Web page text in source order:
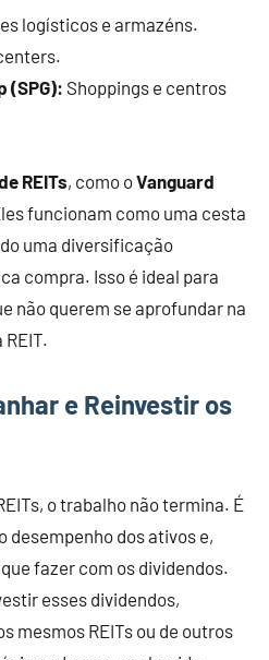
logísticos e armazéns.
(SPG): Shoppings e centros
REITs, como oVanguard
funcionam como uma cesta
uma diversificação
compra. Isso é ideal para
não querem se aprofundar na
e Reinvestir os
o trabalho não termina. É
dos ativos e,
fazer com os dividendos.
esses dividendos,
mesmos REITs ou de outros